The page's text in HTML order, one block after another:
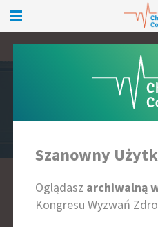
B C D E F G H I
U W Z
Szanowny
Oglądasz archiwalną
Kongresu Wyzwań